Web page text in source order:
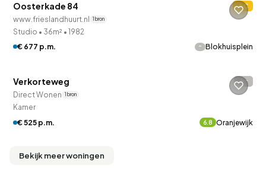
Oosterkade 84 C
www.frieslandhuurt.nl 1 bron
Studio • 36m² • 1982
€ 677 p.m.
- Blokhuisplein
Betaald reageren
Verkorteweg -
Direct Wonen 1 bron
Kamer
€ 525 p.m.
6.8 Oranjewijk
Bekijk meer woningen